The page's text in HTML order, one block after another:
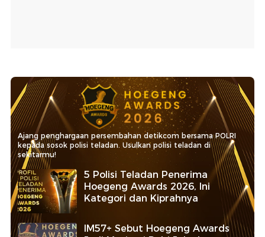
Ajang penghargaan persembahan detikcom bersama POLRI
kepada sosok polisi teladan. Usulkan polisi teladan di
sekitarmu!
5 Polisi Teladan Penerima
Hoegeng Awards 2026, Ini
Kategori dan Kiprahnya
IM57+ Sebut Hoegeng Awards